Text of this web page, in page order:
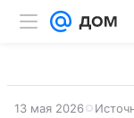
13 мая 2026